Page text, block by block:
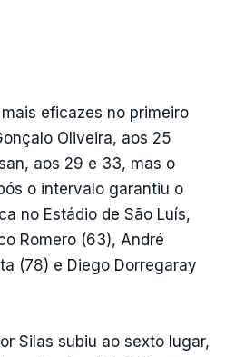
mais eficazes no primeiro
Oliveira, aos 25
aos 29 e 33, mas o
o intervalo garantiu o
no Estádio de São Luís,
Romero (63), André
(78) e Diego Dorregaray
Silas subiu ao sexto lugar,